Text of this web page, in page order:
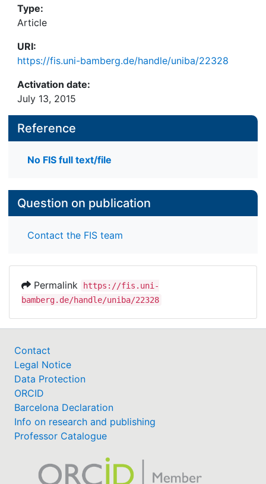
Type:
Article
URI:
https://fis.uni-bamberg.de/handle/uniba/22328
Activation date:
July 13, 2015
Reference
No FIS full text/file
Question on publication
Contact the FIS team
Permalink
https://fis.uni-
bamberg.de/handle/uniba/22328
Contact
Legal Notice
Data Protection
ORCID
Barcelona Declaration
Info on research and publishing
Professor Catalogue